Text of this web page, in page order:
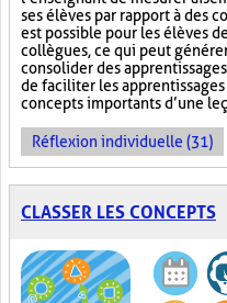
ses élèves par rapport à des
est possible pour les élèves
collègues, ce qui peut
consolider des
de faciliter les
concepts importants d’une
Réflexion individuelle (31)
CLASSER LES CONCEPTS